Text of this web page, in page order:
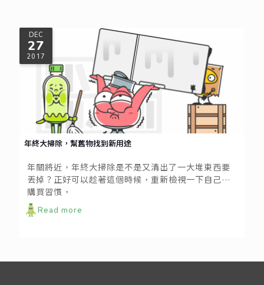
DEC
27
2017
年終大掃除，幫舊物找到新用途
年關將近，年終大掃除是不是又清出了一大堆東西要
丟掉？正好可以趁著這個時候，重新檢視一下自己的
購買習慣，
Read more